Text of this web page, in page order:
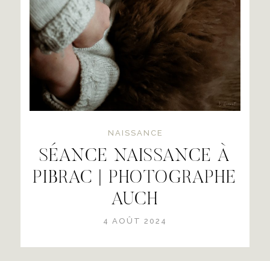
NAISSANCE
SÉANCE NAISSANCE À
PIBRAC | PHOTOGRAPHE
AUCH
4 AOÛT 2024